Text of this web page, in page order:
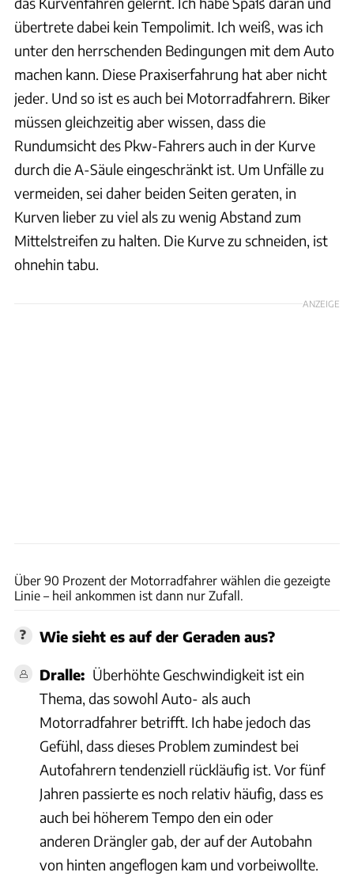
übertrete dabei kein Tempolimit. Ich weiß, was ich
unter den herrschenden Bedingungen mit dem Auto
machen kann. Diese Praxiserfahrung hat aber nicht
jeder. Und so ist es auch bei Motorradfahrern. Biker
müssen gleichzeitig aber wissen, dass die
Rundumsicht des Pkw-Fahrers auch in der Kurve
durch die A-Säule eingeschränkt ist. Um Unfälle zu
vermeiden, sei daher beiden Seiten geraten, in
Kurven lieber zu viel als zu wenig Abstand zum
Mittelstreifen zu halten. Die Kurve zu schneiden, ist
ohnehin tabu.
ANZEIGE
Über 90 Prozent der Motorradfahrer wählen die gezeigte
Linie – heil ankommen ist dann nur Zufall.
Wie sieht es auf der Geraden aus?
Dralle: Überhöhte Geschwindigkeit ist ein
Thema, das sowohl Auto- als auch
Motorradfahrer betrifft. Ich habe jedoch das
Gefühl, dass dieses Problem zumindest bei
Autofahrern tendenziell rückläufig ist. Vor fünf
Jahren passierte es noch relativ häufig, dass es
auch bei höherem Tempo den ein oder
anderen Drängler gab, der auf der Autobahn
von hinten angeflogen kam und vorbeiwollte.